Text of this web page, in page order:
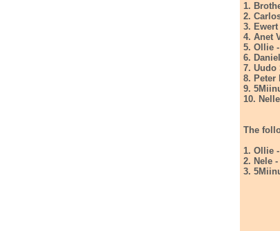
1.
2.
3.
4. Anet
5. Ollie
6.
7. Uudo
8. Peter
9.
10.
The
1. Ollie
2. Nele
3.